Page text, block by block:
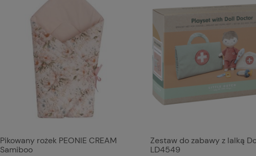
Pikowany rożek PEONIE CREAM
Samiboo
Zestaw do zabawy z lalką
LD4549